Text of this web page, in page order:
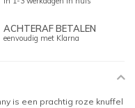
ACHTERAF BETALEN
eenvoudig met Klarna
is een prachtig roze knuffel